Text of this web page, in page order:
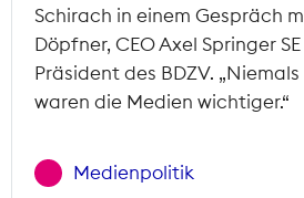
Schirach in einem Gespräch
Döpfner, CEO Axel Springer
Präsident des BDZV.
waren die Medien wichtiger.“
Medienpolitik